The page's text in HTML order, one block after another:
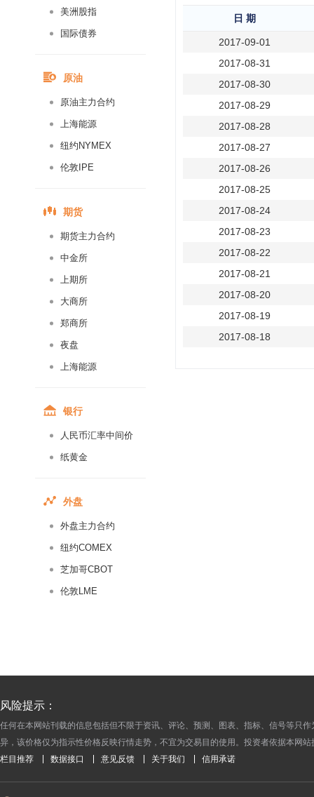
美洲股指
国际债券
原油
原油主力合约
上海能源
纽约NYMEX
伦敦IPE
期货
期货主力合约
中金所
上期所
大商所
郑商所
夜盘
上海能源
银行
人民币汇率中间价
纸黄金
外盘
外盘主力合约
纽约COMEX
芝加哥CBOT
伦敦LME
日 期
2017-09-01
2017-08-31
2017-08-30
2017-08-29
2017-08-28
2017-08-27
2017-08-26
2017-08-25
2017-08-24
2017-08-23
2017-08-22
2017-08-21
2017-08-20
2017-08-19
2017-08-18
2017-08-02
2017-07-30
2017-07-29
风险提示：
任何在本网站刊载的信息包括但不限于资讯、评论、预测、图表、指标、信号等只
异，该价格仅为指示性价格反映行情走势，不宜为交易目的使用。投资者依据本网
栏目推荐 数据接口 意见反馈 关于我们 信用承诺